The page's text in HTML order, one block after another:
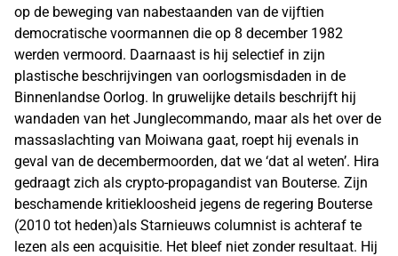
op de beweging van nabestaanden van de vijftien
democratische voormannen die op 8 december 1982
werden vermoord. Daarnaast is hij selectief in zijn
plastische beschrijvingen van oorlogsmisdaden in de
Binnenlandse Oorlog. In gruwelijke details beschrijft hij
wandaden van het Junglecommando, maar als het over de
massaslachting van Moiwana gaat, roept hij evenals in
geval van de decembermoorden, dat we ‘dat al weten’. Hira
gedraagt zich als crypto-propagandist van Bouterse. Zijn
beschamende kritiekloosheid jegens de regering Bouterse
(2010 tot heden)als Starnieuws columnist is achteraf te
lezen als een acquisitie. Het bleef niet zonder resultaat. Hij